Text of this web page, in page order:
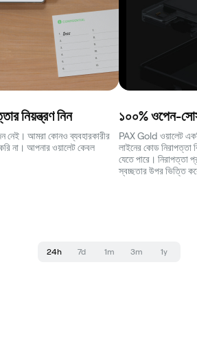
নিয়ন্ত্রণ নিন
নেই। আমরা কোনও ব্যবহারকারীর
না। আপনার ওয়ালেট কেবল
১০০% ওপেন-
PAX Gold ওয়ালেট
লাইনের কোড নিরাপত্তা
যেতে পারে। নিরাপত্তা
স্বচ্ছতার উপর ভিত্তি
24h 7d 1m 3m 1y